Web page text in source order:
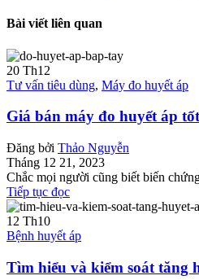
Bài viết liên quan
20 Th12
Tư vấn tiêu dùng, Máy đo huyết áp
Giá bán máy đo huyết áp
Đăng bởi Thảo Nguyễn
Tháng 12 21, 2023
Chắc mọi người cũng biết biến
Tiếp tục đọc
12 Th10
Bệnh huyết áp
Tìm hiểu và kiểm soát tăng